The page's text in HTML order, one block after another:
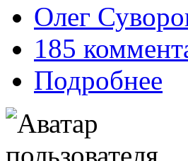
Олег
185
Подробнее